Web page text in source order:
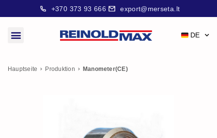
+370 373 93 666 export@merseta.lt
DE
Hauptseite Produktion Manometer(CE)